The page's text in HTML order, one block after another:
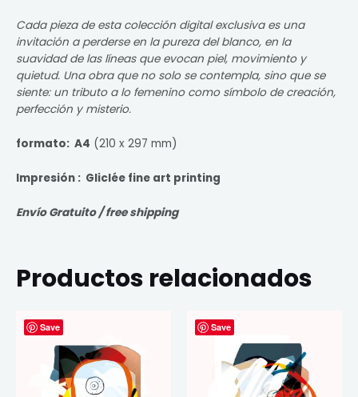
Cada pieza de esta colección digital exclusiva es una
invitación a perderse en la pureza del blanco, en la
suavidad de las líneas que evocan piel, movimiento y
quietud. Una obra que no solo se contempla, sino que se
siente: un tributo a lo femenino como símbolo de creación,
perfección y misterio.
formato: A4 (210 x 297 mm)
Impresión : Gliclée fine art printing
Envío Gratuito / free shipping
Productos relacionados
Save Save